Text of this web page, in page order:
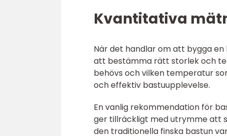
Kvantitativa
När det handlar om att bygga
att bestämma rätt storlek och
behövs och vilken temperatur
och effektiv bastuupplevelse.
En vanlig rekommendation för
ger tillräckligt med utrymme att
den traditionella finska bastun